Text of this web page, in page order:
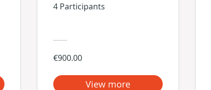
4 Participants
€900.00
View more